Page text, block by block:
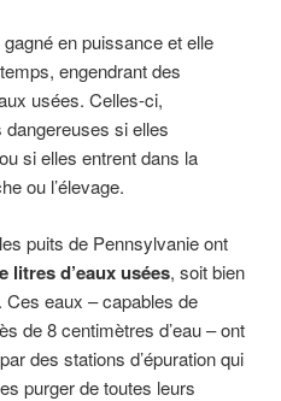
en puissance et elle
engendrant des
usées. Celles-ci,
si elles
ou si elles entrent dans la
ou l’élevage.
puits de Pennsylvanie ont
litres d’eaux usées, soit bien
eaux – capables de
de 8 centimètres d’eau – ont
des stations d’épuration qui
purger de toutes leurs